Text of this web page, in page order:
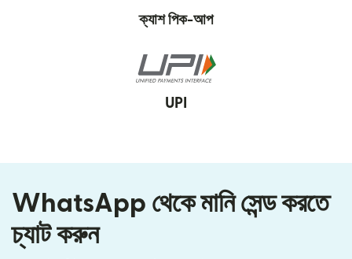
ক্যাশ পিক-আপ
UPI
WhatsApp থেকে মানি সেন্ড করতে
চ্যাট করুন